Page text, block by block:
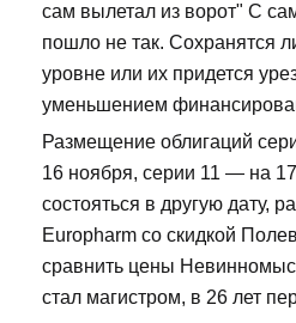
сам вылетал из ворот" С
пошло не так. Сохранятся
уровне или их придется
уменьшением
Размещение облигаций
16 ноября, серии 11 — на
состояться в другую дату,
Europharm со скидкой
сравнить цены
стал магистром, в 26 лет